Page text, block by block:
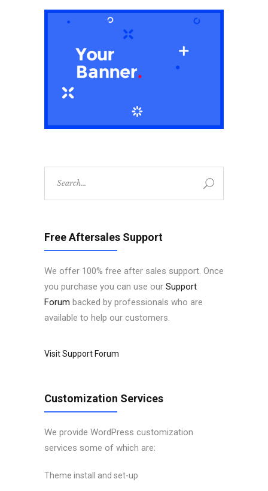
Free Aftersales Support
We offer 100% free after sales support. Once
you purchase you can use our Support
Forum backed by professionals who are
available to help our customers.
Visit Support Forum
Customization Services
We provide WordPress customization
services some of which are:
Theme install and set-up